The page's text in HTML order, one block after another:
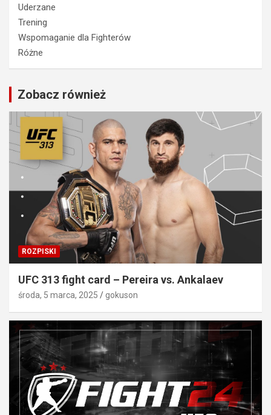
Uderzane
Trening
Wspomaganie dla Fighterów
Różne
Zobacz również
ROZPISKI
UFC 313 fight card – Pereira vs. Ankalaev
środa, 5 marca, 2025 gokuson